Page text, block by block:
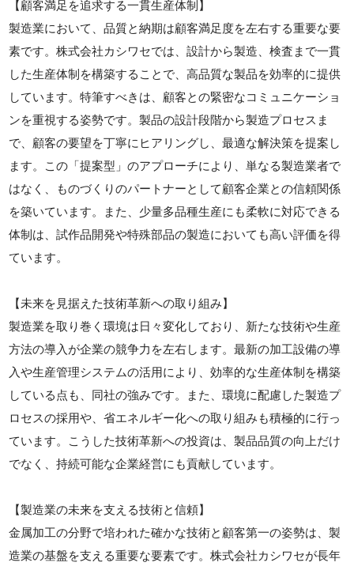
【顧客満足を追求する一貫生産体制】
製造業において、品質と納期は顧客満足度を左右する重要な要
素です。株式会社カシワセでは、設計から製造、検査まで一貫
した生産体制を構築することで、高品質な製品を効率的に提供
しています。特筆すべきは、顧客との緊密なコミュニケーショ
ンを重視する姿勢です。製品の設計段階から製造プロセスま
で、顧客の要望を丁寧にヒアリングし、最適な解決策を提案し
ます。この「提案型」のアプローチにより、単なる製造業者で
はなく、ものづくりのパートナーとして顧客企業との信頼関係
を築いています。また、少量多品種生産にも柔軟に対応できる
体制は、試作品開発や特殊部品の製造においても高い評価を得
ています。
【未来を見据えた技術革新への取り組み】
製造業を取り巻く環境は日々変化しており、新たな技術や生産
方法の導入が企業の競争力を左右します。最新の加工設備の導
入や生産管理システムの活用により、効率的な生産体制を構築
している点も、同社の強みです。また、環境に配慮した製造プ
ロセスの採用や、省エネルギー化への取り組みも積極的に行っ
ています。こうした技術革新への投資は、製品品質の向上だけ
でなく、持続可能な企業経営にも貢献しています。
【製造業の未来を支える技術と信頼】
金属加工の分野で培われた確かな技術と顧客第一の姿勢は、製
造業の基盤を支える重要な要素です。株式会社カシワセが長年